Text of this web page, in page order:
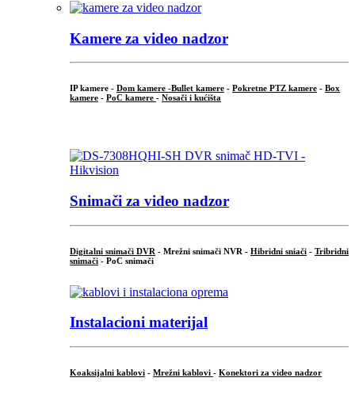
Kamere za video nadzor
IP kamere - Dom kamere -Bullet kamere - Pokretne PTZ kamere - Box
kamere - PoC kamere - Nosači i kućišta
Snimači za video nadzor
Digitalni snimači DVR - Mrežni snimači NVR - Hibridni sniači - Tribridni
snimači - PoC snimači
Instalacioni materijal
Koaksijalni kablovi - Mrežni kablovi - Konektori za video nadzor